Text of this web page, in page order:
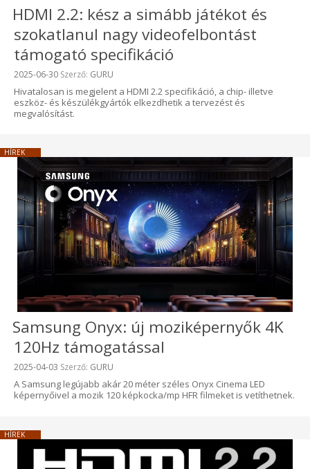
HDMI 2.2: kész a simább játékot és
szokatlanul nagy videofelbontást
támogató specifikáció
Beküldve:
2025-06-30 Szerző: GURU
Hivatalosan is megjelent a HDMI 2.2 specifikáció, a chip- illetve
eszköz- és készülékgyártók elkezdhetik a tervezést és
megvalósítást.
HÍREK
Samsung Onyx: új moziképernyők 4K
120Hz támogatással
Beküldve:
2025-04-03 Szerző: GURU
A Samsung legújabb akár 20 méter széles Onyx Cinema LED
képernyőivel a mozik 120 képkocka/mp HFR filmeket is vetíthetnek.
HÍREK